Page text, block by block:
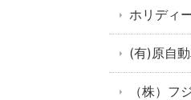
ホリディ
(有)原自
（株）フ